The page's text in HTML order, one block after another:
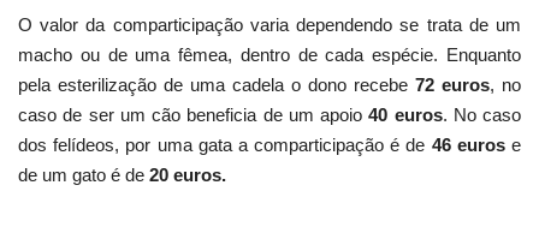
O valor da comparticipação varia dependendo se trata de um
macho ou de uma fêmea, dentro de cada espécie. Enquanto
pela esterilização de uma cadela o dono recebe 72 euros, no
caso de ser um cão beneficia de um apoio40 euros. No caso
dos felídeos, por uma gata a comparticipação é de 46 eurose
de um gato é de 20 euros.